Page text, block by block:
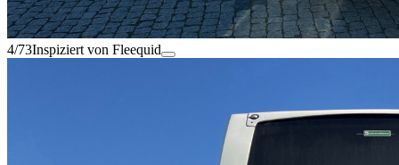
4/73Inspiziert von Fleequid